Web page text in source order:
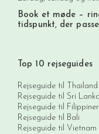
Book et møde –
tidspunkt, der
Top 10 rejseguides
Rejseguide til Thailand
Rejseguide til Sri Lanka
Rejseguide til
Rejseguide til Bali
Rejseguide til Vietnam